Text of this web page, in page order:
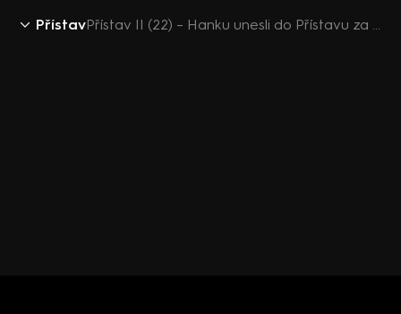
Přístav Přístav II (22) – Hanku unesli do Přístavu za Romanem